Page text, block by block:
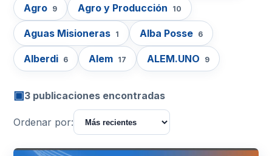
Agro 9 Agro y Producción 10
Aguas Misioneras 1 Alba Posse 6
Alberdi 6 Alem 17 ALEM.UNO 9
▣3 publicaciones encontradas
Ordenar por: